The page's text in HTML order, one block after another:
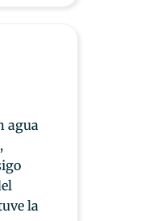
agua
la